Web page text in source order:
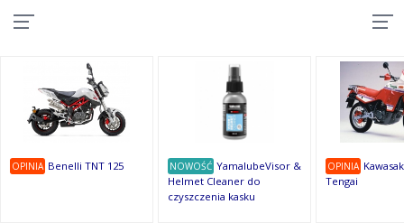
OPINIA Benelli TNT 125 NOWOŚĆ YamalubeVisor &
Helmet Cleaner do
czyszczenia kasku
OPINIA
Tengai